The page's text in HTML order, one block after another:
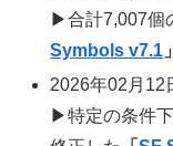
▶合計7,007個
Symbols v7.1 」
2026年02月12
▶特定の条件